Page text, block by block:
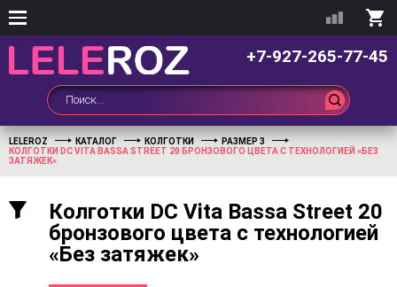
+7-927-265-77-45
LELEROZ КАТАЛОГ КОЛГОТКИ
РАЗМЕР 3
КОЛГОТКИ DC VITA BASSA STREET 20 БРОНЗОВОГО ЦВЕТА С ТЕХНОЛОГИЕЙ «БЕЗ
ЗАТЯЖЕК»
Колготки DC Vita Bassa Street 20
бронзового цвета с технологией
«Без затяжек»